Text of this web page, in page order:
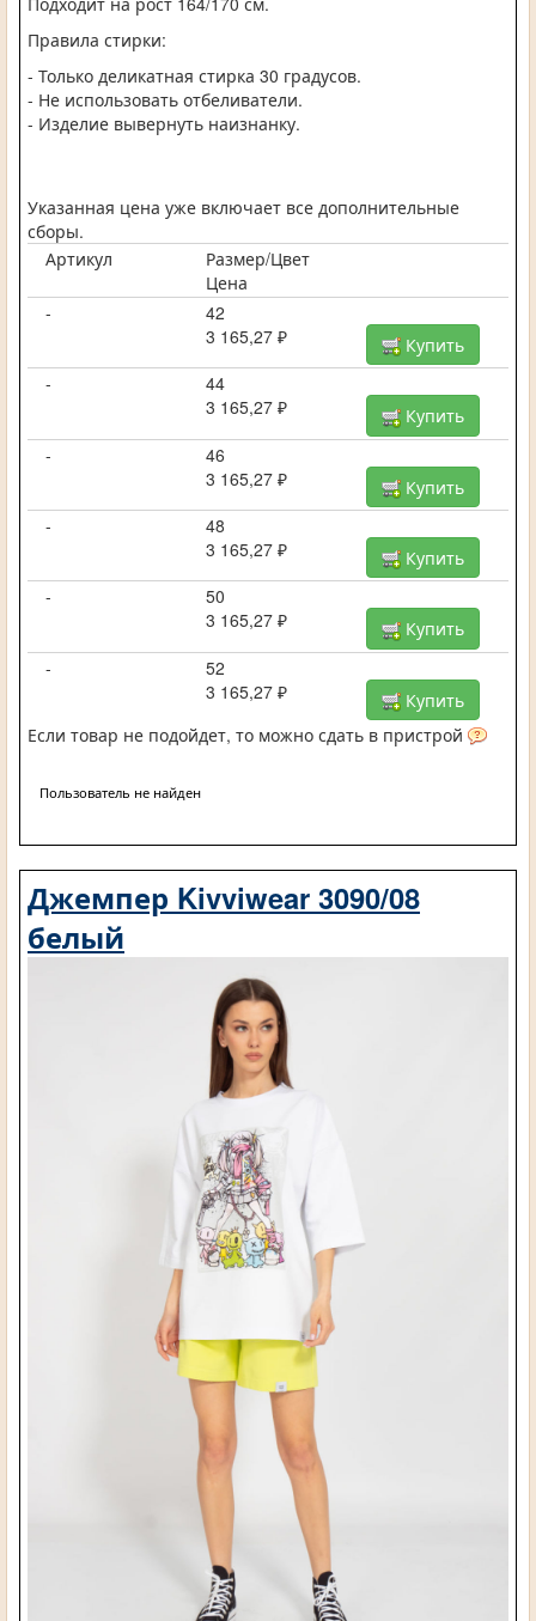
Правила стирки:
- Только деликатная стирка 30 градусов.
- Не использовать отбеливатели.
- Изделие вывернуть наизнанку.
Указанная цена уже включает все дополнительные
сборы.
Артикул
Размер/Цвет
Цена
-
42
3 165,27 ₽
Купить
-
44
3 165,27 ₽
Купить
-
46
3 165,27 ₽
Купить
-
48
3 165,27 ₽
Купить
-
50
3 165,27 ₽
Купить
-
52
3 165,27 ₽
Купить
Если товар не подойдет, то можно сдать в пристрой
Пользователь не найден
Джемпер Kivviwear 3090/08
белый